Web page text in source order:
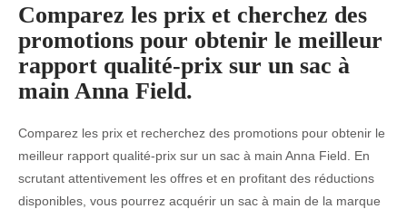
Comparez les prix et cherchez des
promotions pour obtenir le meilleur
rapport qualité-prix sur un sac à
main Anna Field.
Comparez les prix et recherchez des promotions pour obtenir le
meilleur rapport qualité-prix sur un sac à main Anna Field. En
scrutant attentivement les offres et en profitant des réductions
disponibles, vous pourrez acquérir un sac à main de la marque